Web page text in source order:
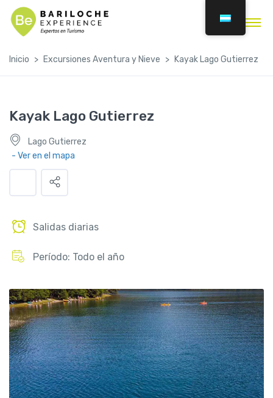
Inicio Excursiones Aventura y Nieve Kayak Lago Gutierrez
Kayak Lago Gutierrez
Lago Gutierrez
- Ver en el mapa
Salidas diarias
Período: Todo el año